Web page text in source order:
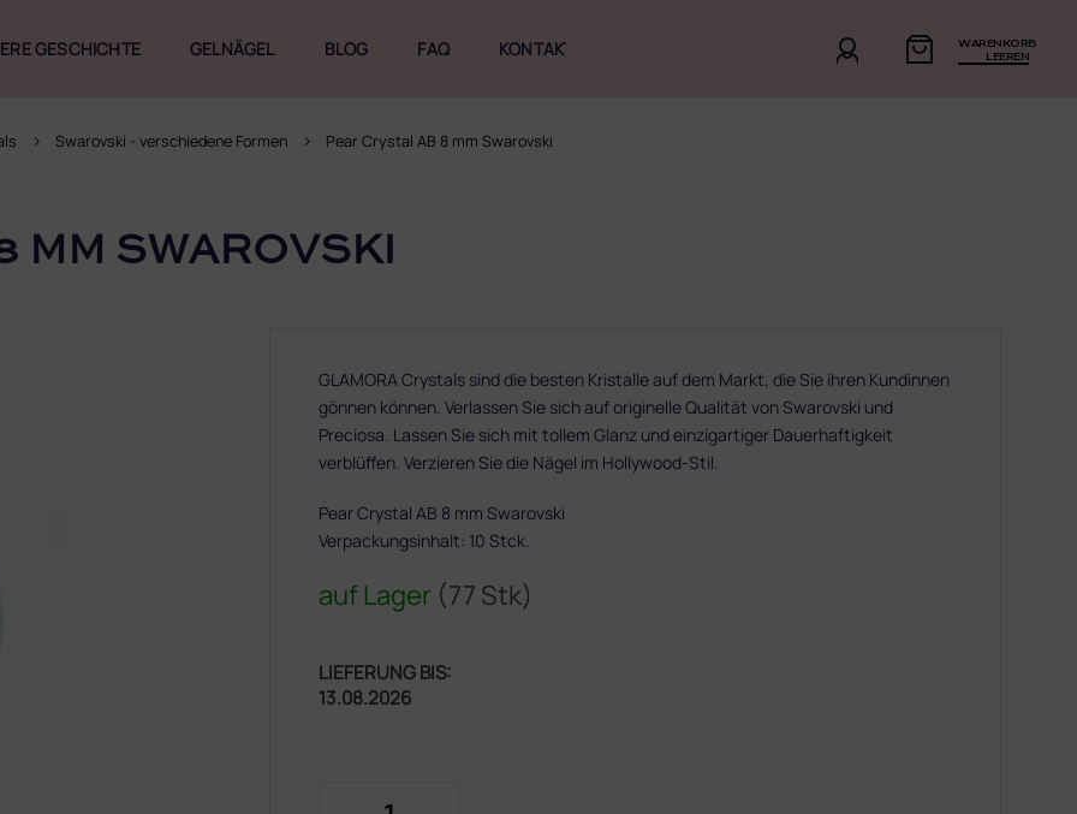
WARENKORB
LEEREN
GESCHICHTE GELNÄGEL BLOG FAQ KONTAKT
Swarovski - verschiedene Formen Pear Crystal AB 8 mm Swarovski
MM SWAROVSKI
auf Lager (77 Stk)
LIEFERUNG BIS:
13.08.2026
GLAMORA Crystals sind die besten Kristalle auf dem Markt, die Sie ihren Kundinnen
gönnen können. Verlassen Sie sich auf originelle Qualität von Swarovski und
Preciosa. Lassen Sie sich mit tollem Glanz und einzigartiger Dauerhaftigkeit
verblüffen. Verzieren Sie die Nägel im Hollywood-Stil.
Pear Crystal AB 8 mm Swarovski
Verpackungsinhalt: 10 Stck.